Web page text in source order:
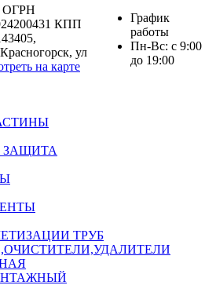
КПП
ул
на карте
График
работы
Пн-Вс: с 9:00
до 19:00
ТРУБ